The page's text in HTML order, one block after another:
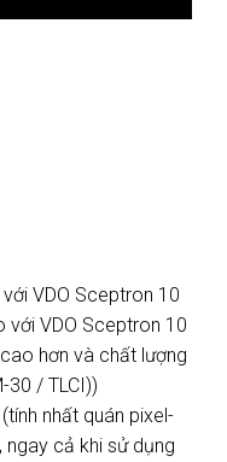
VDO Sceptron 10
với VDO Sceptron 10
hơn và chất lượng
30 / TLCI))
nhất quán pixel-
cả khi sử dụng